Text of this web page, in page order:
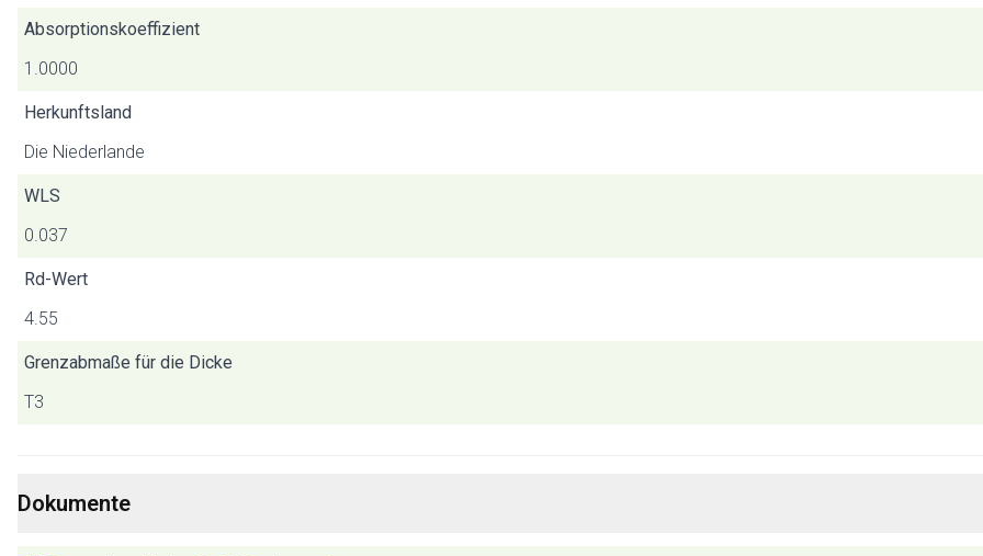
Absorptionskoeffizient
1.0000
Herkunftsland
Die Niederlande
WLS
0.037
Rd-Wert
4.55
Grenzabmaße für die Dicke
T3
Dokumente